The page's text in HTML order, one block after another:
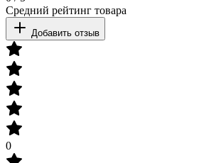
Средний рейтинг товара
Добавить отзыв
0